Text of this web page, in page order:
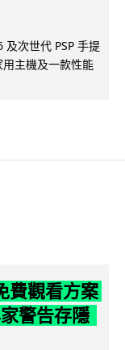
及次世代 PSP 手提
主機及一款性能
費觀看方案
警告存隱